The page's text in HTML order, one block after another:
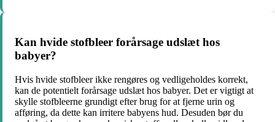
Kan hvide stofbleer forårsage udslæt hos
babyer?
Hvis hvide stofbleer ikke rengøres og vedligeholdes korrekt,
kan de potentielt forårsage udslæt hos babyer. Det er vigtigt at
skylle stofbleerne grundigt efter brug for at fjerne urin og
afføring, da dette kan irritere babyens hud. Desuden bør du